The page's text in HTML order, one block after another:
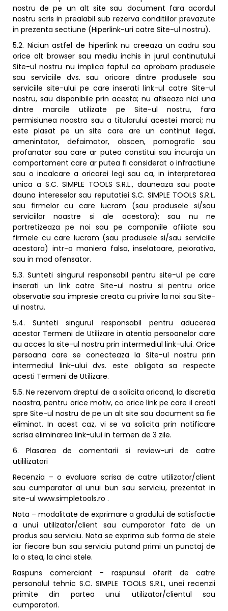
nostru de pe un alt site sau document fara acordul
nostru scris in prealabil sub rezerva conditiilor prevazute
in prezenta sectiune (Hiperlink-uri catre Site-ul nostru).
5.2. Niciun astfel de hiperlink nu creeaza un cadru sau
orice alt browser sau mediu inchis in jurul continutului
Site-ul nostru nu implica faptul ca aprobam produsele
sau serviciile dvs. sau oricare dintre produsele sau
serviciile site-ului pe care inserati link-ul catre Site-ul
nostru, sau disponibile prin acesta; nu afiseaza nici una
dintre marcile utilizate pe Site-ul nostru, fara
permisiunea noastra sau a titularului acestei marci; nu
este plasat pe un site care are un continut ilegal,
amenintator, defaimator, obscen, pornografic sau
profanator sau care ar putea constitui sau incuraja un
comportament care ar putea fi considerat o infractiune
sau o incalcare a oricarei legi sau ca, in interpretarea
unica a S.C. SIMPLE TOOLS S.R.L., dauneaza sau poate
dauna intereselor sau reputatiei S.C. SIMPLE TOOLS S.R.L.
sau firmelor cu care lucram (sau produsele si/sau
serviciilor noastre si ale acestora); sau nu ne
portretizeaza pe noi sau pe companiile afiliate sau
firmele cu care lucram (sau produsele si/sau serviciile
acestora) intr-o maniera falsa, inselatoare, peiorativa,
sau in mod ofensator.
5.3. Sunteti singurul responsabil pentru site-ul pe care
inserati un link catre Site-ul nostru si pentru orice
observatie sau impresie creata cu privire la noi sau Site-
ul nostru.
5.4. Sunteti singurul responsabil pentru aducerea
acestor Termeni de Utilizare in atentia persoanelor care
au acces la site-ul nostru prin intermediul link-ului. Orice
persoana care se conecteaza la Site-ul nostru prin
intermediul link-ului dvs. este obligata sa respecte
acesti Termeni de Utilizare.
5.5. Ne rezervam dreptul de a solicita oricand, la discretia
noastra, pentru orice motiv, ca orice link pe care il creati
spre Site-ul nostru de pe un alt site sau document sa fie
eliminat. In acest caz, vi se va solicita prin notificare
scrisa eliminarea link-ului in termen de 3 zile.
6. Plasarea de comentarii si review-uri de catre
utililizatori
Recenzia – o evaluare scrisa de catre utilizator/client
sau cumparator al unui bun sau serviciu, prezentat in
site-ul www.simpletools.ro .
Nota – modalitate de exprimare a gradului de satisfactie
a unui utilizator/client sau cumparator fata de un
produs sau serviciu. Nota se exprima sub forma de stele
iar fiecare bun sau serviciu putand primi un punctaj de
la o stea, la cinci stele.
Raspuns comerciant – raspunsul oferit de catre
personalul tehnic S.C. SIMPLE TOOLS S.R.L, unei recenzii
primite din partea unui utilizator/clientul sau
cumparatori.